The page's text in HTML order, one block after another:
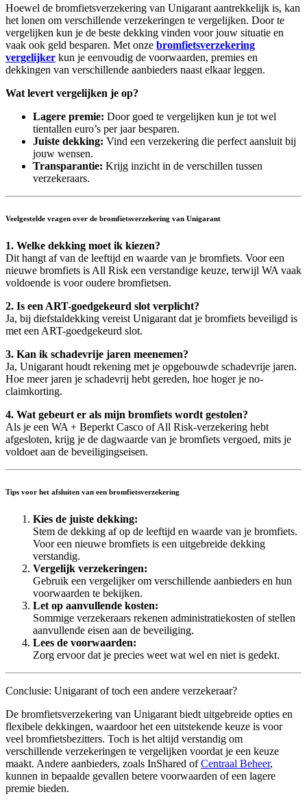
Hoewel de bromfietsverzekering van Unigarant aantrekkelijk is, kan
het lonen om verschillende verzekeringen te vergelijken. Door te
vergelijken kun je de beste dekking vinden voor jouw situatie en
vaak ook geld besparen. Met onze bromfietsverzekering
vergelijker kun je eenvoudig de voorwaarden, premies en
dekkingen van verschillende aanbieders naast elkaar leggen.
Wat levert vergelijken je op?
Lagere premie: Door goed te vergelijken kun je tot wel
tientallen euro’s per jaar besparen.
Juiste dekking: Vind een verzekering die perfect aansluit bij
jouw wensen.
Transparantie: Krijg inzicht in de verschillen tussen
verzekeraars.
Veelgestelde vragen over de bromfietsverzekering van Unigarant
1. Welke dekking moet ik kiezen?
Dit hangt af van de leeftijd en waarde van je bromfiets. Voor een
nieuwe bromfiets is All Risk een verstandige keuze, terwijl WA vaak
voldoende is voor oudere bromfietsen.
2. Is een ART-goedgekeurd slot verplicht?
Ja, bij diefstaldekking vereist Unigarant dat je bromfiets beveiligd is
met een ART-goedgekeurd slot.
3. Kan ik schadevrije jaren meenemen?
Ja, Unigarant houdt rekening met je opgebouwde schadevrije jaren.
Hoe meer jaren je schadevrij hebt gereden, hoe hoger je no-
claimkorting.
4. Wat gebeurt er als mijn bromfiets wordt gestolen?
Als je een WA + Beperkt Casco of All Risk-verzekering hebt
afgesloten, krijg je de dagwaarde van je bromfiets vergoed, mits je
voldoet aan de beveiligingseisen.
Tips voor het afsluiten van een bromfietsverzekering
Kies de juiste dekking:
Stem de dekking af op de leeftijd en waarde van je bromfiets.
Voor een nieuwe bromfiets is een uitgebreide dekking
verstandig.
Vergelijk verzekeringen:
Gebruik een vergelijker om verschillende aanbieders en hun
voorwaarden te bekijken.
Let op aanvullende kosten:
Sommige verzekeraars rekenen administratiekosten of stellen
aanvullende eisen aan de beveiliging.
Lees de voorwaarden:
Zorg ervoor dat je precies weet wat wel en niet is gedekt.
Conclusie: Unigarant of toch een andere verzekeraar?
De bromfietsverzekering van Unigarant biedt uitgebreide opties en
flexibele dekkingen, waardoor het een uitstekende keuze is voor
veel bromfietsbezitters. Toch is het altijd verstandig om
verschillende verzekeringen te vergelijken voordat je een keuze
maakt. Andere aanbieders, zoals InShared ofCentraal Beheer,
kunnen in bepaalde gevallen betere voorwaarden of een lagere
premie bieden.